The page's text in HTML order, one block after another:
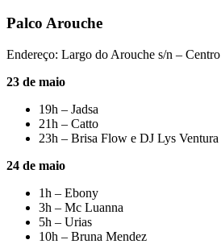
Palco Arouche
Endereço: Largo do Arouche s/n – Centro
23 de maio
19h – Jadsa
21h – Catto
23h – Brisa Flow e DJ Lys Ventura
24 de maio
1h – Ebony
3h – Mc Luanna
5h – Urias
10h – Bruna Mendez